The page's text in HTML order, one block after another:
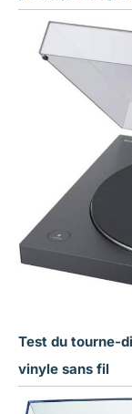
Test du tourne-
vinyle sans fil